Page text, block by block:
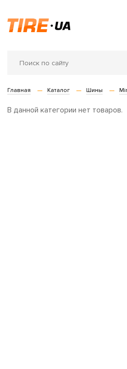
Главная Каталог Шины
В данной категории нет товаров.